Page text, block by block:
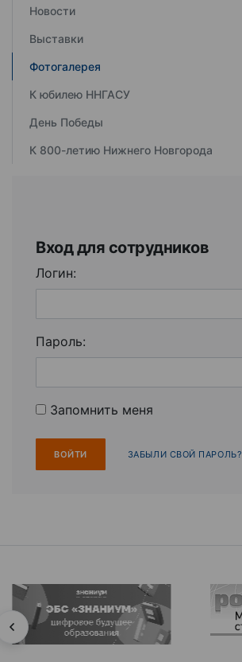
Новости
Выставки
Фотогалерея
К юбилею ННГАСУ
День Победы
К 800-летию Нижнего Новгорода
Вход для сотрудников
Логин:
Пароль:
Запомнить меня
ЗАБЫЛИ СВОЙ ПАРОЛЬ?